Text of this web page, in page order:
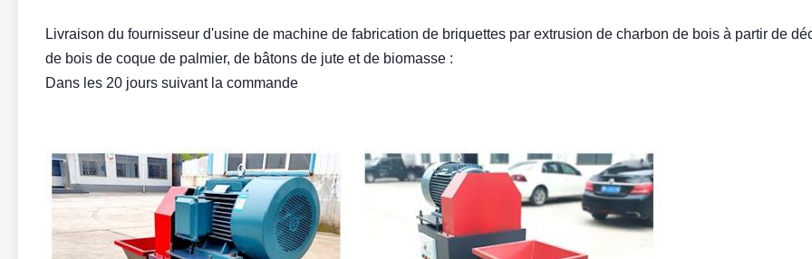
Livraison du fournisseur d'usine de machine de fabrication de briquettes par extrusion de charbon de bois à partir de
de bois de coque de palmier, de bâtons de jute et de biomasse :
Dans les 20 jours suivant la commande